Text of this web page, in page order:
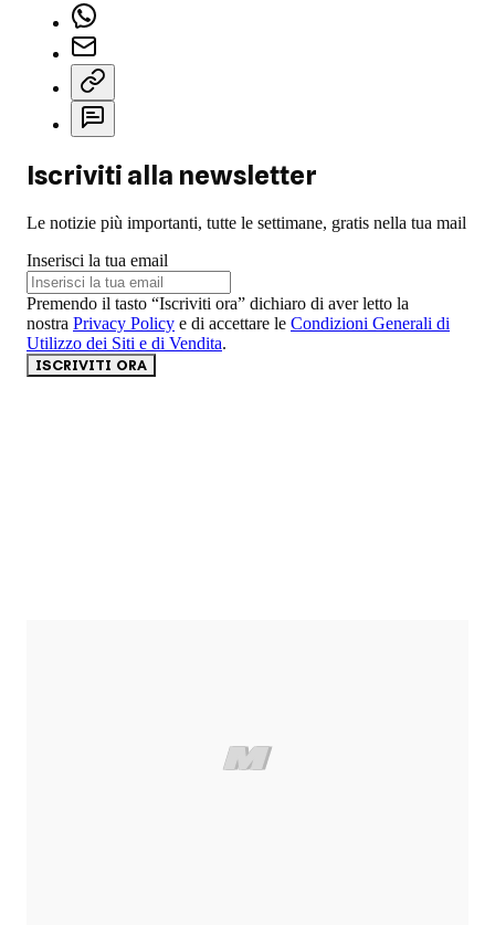
Iscriviti alla newsletter
Le notizie più importanti, tutte le settimane, gratis nella tua mail
Inserisci la tua email
Premendo il tasto “Iscriviti ora” dichiaro di aver letto la
nostra Privacy Policy e di accettare le Condizioni Generali di
Utilizzo dei Siti e di Vendita.
ISCRIVITI ORA